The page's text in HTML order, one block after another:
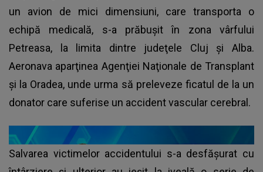
un avion de mici dimensiuni, care transporta o
echipă medicală, s-a prăbuşit în zona vârfului
Petreasa, la limita dintre judeţele Cluj şi Alba.
Aeronava aparţinea Agenţiei Naţionale de Transplant
şi la Oradea, unde urma să preleveze ficatul de la un
donator care suferise un accident vascular cerebral.
Salvarea victimelor accidentului s-a desfăşurat cu